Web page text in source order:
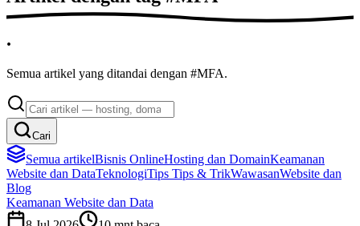
.
Semua artikel yang ditandai dengan #MFA.
Cari
Semua artikelBisnis OnlineHosting dan DomainKeamanan
Website dan DataTeknologiTips Tips & TrikWawasanWebsite dan
Blog
Keamanan Website dan Data